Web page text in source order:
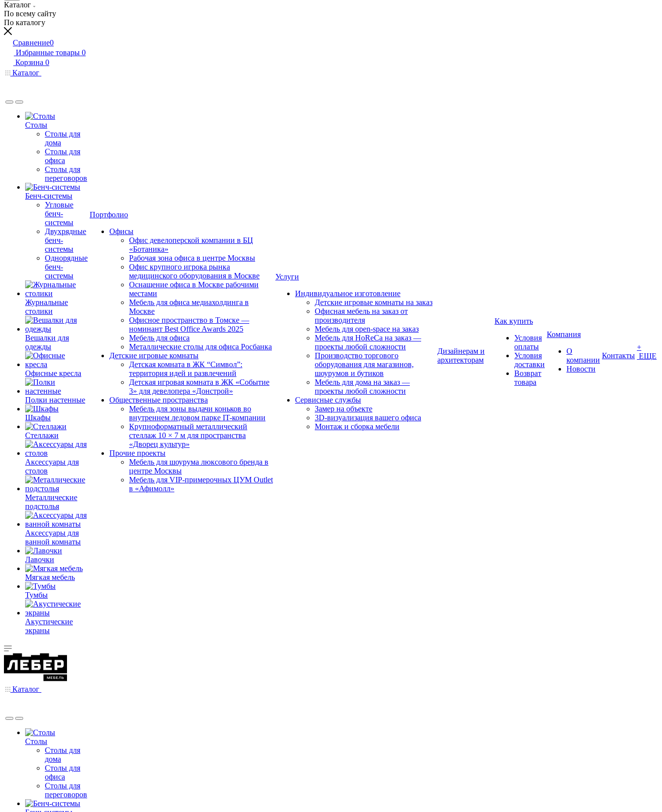
Каталог
По всему сайту
По каталогу
Сравнение0
Избранные товары 0
Корзина 0
Каталог
Столы
Столы для
дома
Столы для
офиса
Столы для
переговоров
Бенч-системы
Угловые
бенч-
системы
Двухрядные
бенч-
системы
Однорядные
бенч-
системы
Журнальные
столики
Вешалки для
одежды
Офисные кресла
Полки настенные
Шкафы
Стеллажи
Аксессуары для
столов
Металлические
подстолья
Аксессуары для
ванной комнаты
Лавочки
Мягкая мебель
Тумбы
Акустические
экраны
Портфолио
Офисы
Офис девелоперской компании в БЦ
«Ботаника»
Рабочая зона офиса в центре Москвы
Офис крупного игрока рынка
медицинского оборудования в Москве
Оснащение офиса в Москве рабочими
местами
Мебель для офиса медиахолдинга в
Москве
Офисное пространство в Томске —
номинант Best Office Awards 2025
Мебель для офиса
Металлические столы для офиса Росбанка
Детские игровые комнаты
Детская комната в ЖК “Символ”:
территория идей и развлечений
Детская игровая комната в ЖК «Событие
3» для девелопера «Донстрой»
Общественные пространства
Мебель для зоны выдачи коньков во
внутреннем ледовом парке IT-компании
Крупноформатный металлический
стеллаж 10 × 7 м для пространства
«Дворец культур»
Прочие проекты
Мебель для шоурума люксового бренда в
центре Москвы
Мебель для VIP-примерочных ЦУМ Outlet
в «Афимолл»
Услуги
Индивидуальное изготовление
Детские игровые комнаты на заказ
Офисная мебель на заказ от
производителя
Мебель для open-space на заказ
Мебель для HoReCa на заказ —
проекты любой сложности
Производство торгового
оборудования для магазинов,
шоурумов и бутиков
Мебель для дома на заказ —
проекты любой сложности
Сервисные службы
Замер на объекте
3D-визуализация вашего офиса
Монтаж и сборка мебели
Дизайнерам и
архитекторам
Как купить
Условия
оплаты
Условия
доставки
Возврат
товара
Компания
О
компании
Новости
Контакты
+
ЕЩЕ
Каталог
Столы
Столы для
дома
Столы для
офиса
Столы для
переговоров